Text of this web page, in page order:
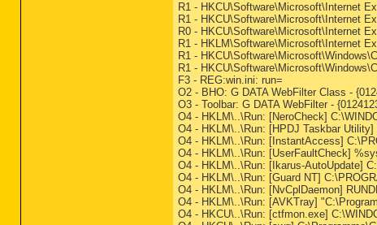
R1 - HKCU\Software\Microsoft\Internet
R1 - HKCU\Software\Microsoft\Internet
R0 - HKCU\Software\Microsoft\Internet
R1 - HKLM\Software\Microsoft\Internet
R1 -
R1 -
F3 - REG:win.ini: run=
O2 - BHO: G DATA WebFilter Class -
O3 - Toolbar: G DATA WebFilter -
O4 - HKLM\..\Run: [NeroCheck]
O4 - HKLM\..\Run: [HPDJ Taskbar
O4 - HKLM\..\Run: [InstantAccess]
O4 - HKLM\..\Run: [UserFaultCheck]
O4 - HKLM\..\Run: [Ikarus-AutoUpdate]
O4 - HKLM\..\Run: [Guard NT]
O4 - HKLM\..\Run: [NvCplDaemon]
O4 - HKLM\..\Run: [AVKTray]
O4 - HKCU\..\Run: [ctfmon.exe]